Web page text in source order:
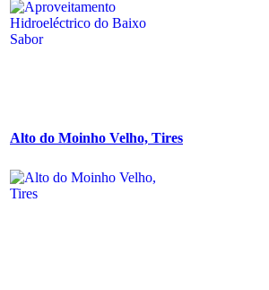
Alto do Moinho Velho, Tires